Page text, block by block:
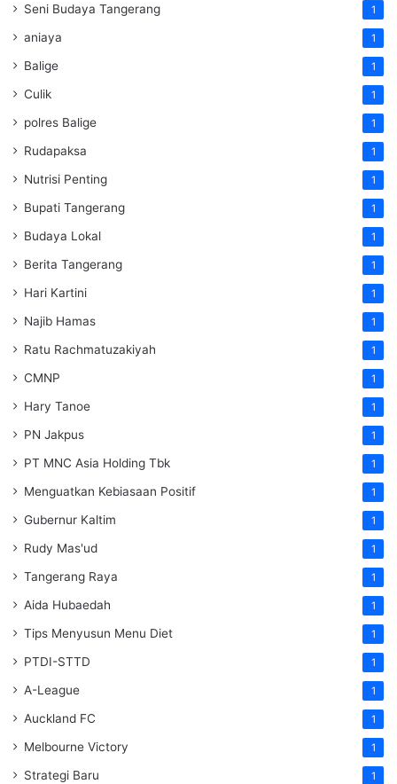
Seni Budaya Tangerang 1
aniaya 1
Balige 1
Culik 1
polres Balige 1
Rudapaksa 1
Nutrisi Penting 1
Bupati Tangerang 1
Budaya Lokal 1
Berita Tangerang 1
Hari Kartini 1
Najib Hamas 1
Ratu Rachmatuzakiyah 1
CMNP 1
Hary Tanoe 1
PN Jakpus 1
PT MNC Asia Holding Tbk 1
Menguatkan Kebiasaan Positif 1
Gubernur Kaltim 1
Rudy Mas'ud 1
Tangerang Raya 1
Aida Hubaedah 1
Tips Menyusun Menu Diet 1
PTDI-STTD 1
A-League 1
Auckland FC 1
Melbourne Victory 1
Strategi Baru 1